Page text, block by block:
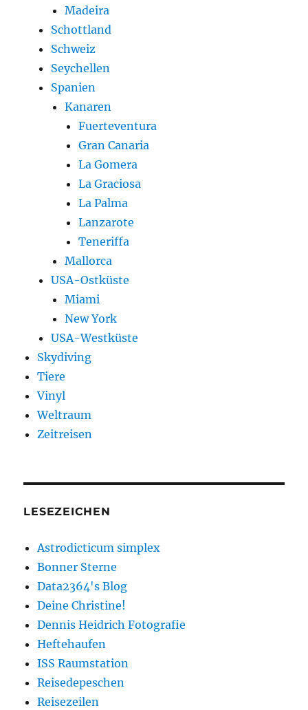
Madeira
Schottland
Schweiz
Seychellen
Spanien
Kanaren
Fuerteventura
Gran Canaria
La Gomera
La Graciosa
La Palma
Lanzarote
Teneriffa
Mallorca
USA-Ostküste
Miami
New York
USA-Westküste
Skydiving
Tiere
Vinyl
Weltraum
Zeitreisen
LESEZEICHEN
Astrodicticum simplex
Bonner Sterne
Data2364's Blog
Deine Christine!
Dennis Heidrich Fotografie
Heftehaufen
ISS Raumstation
Reisedepeschen
Reisezeilen